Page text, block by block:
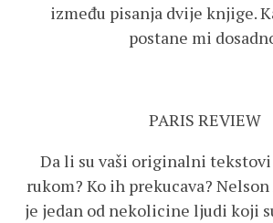
između pisanja dvije knjige.
postane mi
PARIS REVIEW
Da li su vaši originalni
rukom? Ko ih prekucava?
je jedan od nekolicine ljudi koji